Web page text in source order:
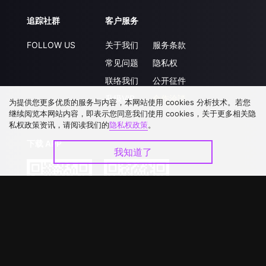
追踪社群
FOLLOW US
客户服务
关于我们
常见问题
联络我们
升级VIP
服务条款
隐私权
公开征件
合作洽談
下载 APP
为提供您更多优质的服务与内容，本网站使用 cookies 分析技术。若您
继续阅览本网站内容，即表示您同意我们使用 cookies，关于更多相关隐
私权政策资讯，请阅读我们的隐私权政策。
我知道了